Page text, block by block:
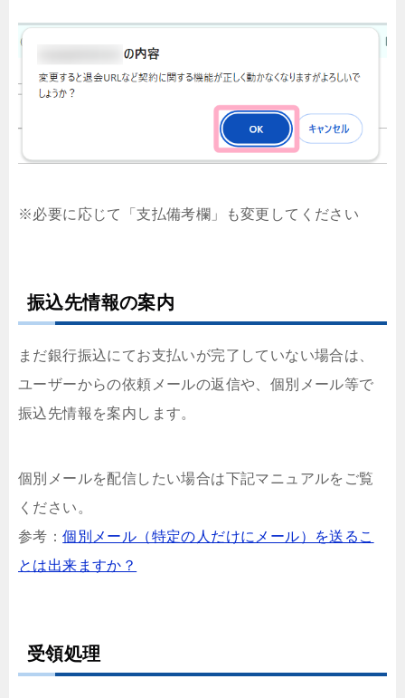
※必要に応じて「支払備考欄」も変更してください
振込先情報の案内
まだ銀行振込にてお支払いが完了していない場合は、
ユーザーからの依頼メールの返信や、個別メール等で
振込先情報を案内します。
個別メールを配信したい場合は下記マニュアルをご覧
ください。
参考：個別メール（特定の人だけにメール）を送るこ
とは出来ますか？
受領処理